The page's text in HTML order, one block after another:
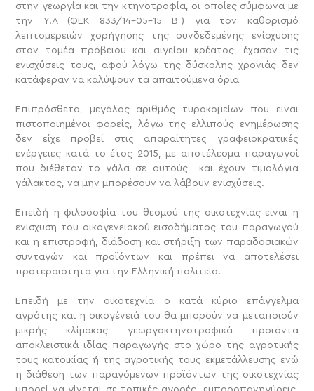
στην γεωργία και την κτηνοτροφία, οι οποίες σύμφωνα με
την Υ.Α (ΦΕΚ 833/14-05-15 Β’) για τον καθορισμό
λεπτομερειών χορήγησης της συνδεδεμένης ενίσχυσης
στον τομέα πρόβειου και αιγείου κρέατος, έχασαν τις
ενισχύσεις τους, αφού λόγω της δύσκολης χρονιάς δεν
κατάφεραν να καλύψουν τα απαιτούμενα όρια
Επιπρόσθετα, μεγάλος αριθμός τυροκομείων που είναι
πιστοποιημένοι φορείς, λόγω της ελλιπούς ενημέρωσης
δεν είχε προβεί στις απαραίτητες γραφειοκρατικές
ενέργειες κατά το έτος 2015, με αποτέλεσμα παραγωγοί
που διέθεταν το γάλα σε αυτούς και έχουν τιμολόγια
γάλακτος, να μην μπορέσουν να λάβουν ενισχύσεις.
Επειδή η φιλοσοφία του θεσμού της οικοτεχνίας είναι η
ενίσχυση του οικογενειακού εισοδήματος του παραγωγού
και η επιστροφή, διάδοση και στήριξη των παραδοσιακών
συνταγών και προϊόντων και πρέπει να αποτελέσει
προτεραιότητα για την Ελληνική πολιτεία.
Επειδή με την οικοτεχνία ο κατά κύριο επάγγελμα
αγρότης και η οικογένειά του θα μπορούν να μεταποιούν
μικρής κλίμακας γεωργοκτηνοτροφικά προϊόντα
αποκλειστικά ιδίας παραγωγής στο χώρο της αγροτικής
τους κατοικίας ή της αγροτικής τους εκμετάλλευσης ενώ
η διάθεση των παραγόμενων προϊόντων της οικοτεχνίας